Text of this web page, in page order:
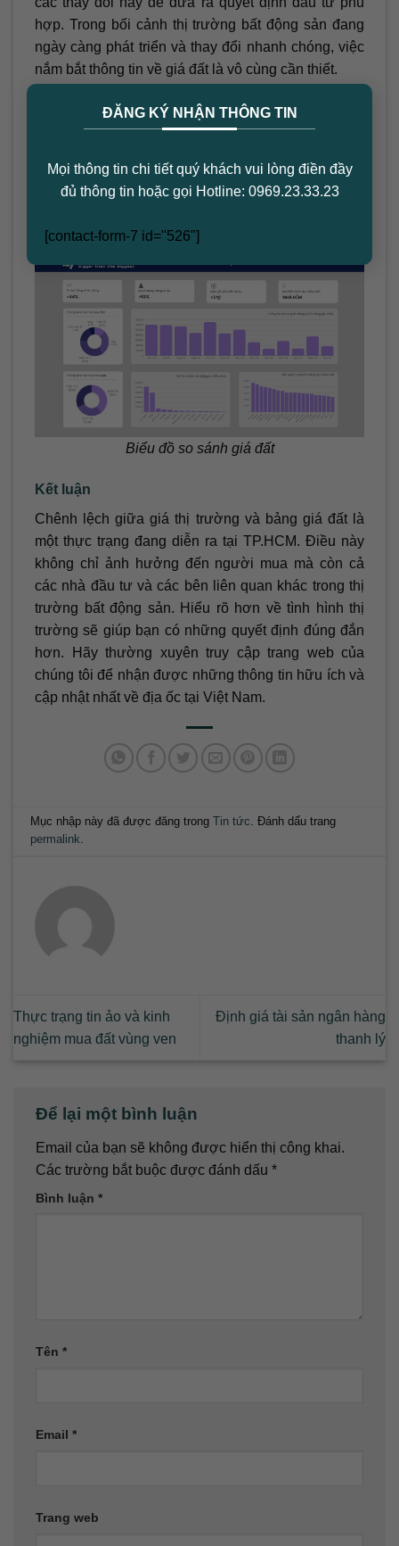
ĐĂNG KÝ NHẬN THÔNG TIN
Mọi thông tin chi tiết quý khách vui lòng điền đầy
đủ thông tin hoặc gọi Hotline: 0969.23.33.23
[contact-form-7 id="526"]
hợp. Trong bối cảnh thị trường bất động sản đang
ngày càng phát triển và thay đổi nhanh chóng, việc
nắm bắt thông tin về giá đất là vô cùng cần thiết.
Để có những thông tin và phân tích chi tiết hơn về
thị trường bất động sản cũng như những diễn biến
arioparkview.com – nơi giúp bạn cập nhật xu hướng
mới nhất và đưa ra quyết định chính xác trong hành
Biểu đồ so sánh giá đất
Kết luận
Chênh lệch giữa giá thị trường và bảng giá đất là
một thực trạng đang diễn ra tại TP.HCM. Điều này
không chỉ ảnh hưởng đến người mua mà còn cả
các nhà đầu tư và các bên liên quan khác trong thị
trường bất động sản. Hiểu rõ hơn về tình hình thị
trường sẽ giúp bạn có những quyết định đúng đắn
hơn. Hãy thường xuyên truy cập trang web của
chúng tôi để nhận được những thông tin hữu ích và
cập nhật nhất về địa ốc tại Việt Nam.
Mục nhập này đã được đăng trongTin tức. Đánh dấu trang
permalink.
Thực trạng tin ảo và kinh
nghiệm mua đất vùng ven
Định giá tài sản ngân hàng
thanh lý
Để lại một bình luận
Email của bạn sẽ không được hiển thị công khai.
Các trường bắt buộc được đánh dấu *
Bình luận *
Tên *
Email *
Trang web